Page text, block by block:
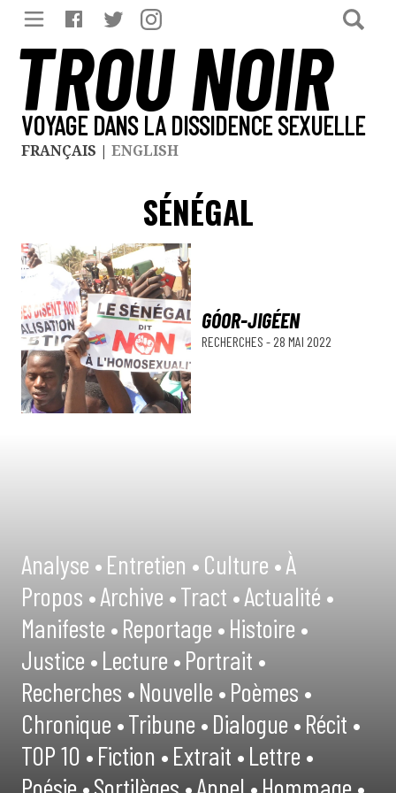
TROU NOIR
VOYAGE DANS LA DISSIDENCE SEXUELLE
FRANÇAIS | ENGLISH
SÉNÉGAL
GÓOR-JIGÉEN
RECHERCHES - 28 MAI 2022
Analyse •Entretien •Culture •À
Propos •Archive •Tract •Actualité •
Manifeste •Reportage •Histoire •
Justice •Lecture •Portrait •
Recherches •Nouvelle •Poèmes •
Chronique •Tribune •Dialogue •Récit •
TOP 10 •Fiction •Extrait •Lettre •